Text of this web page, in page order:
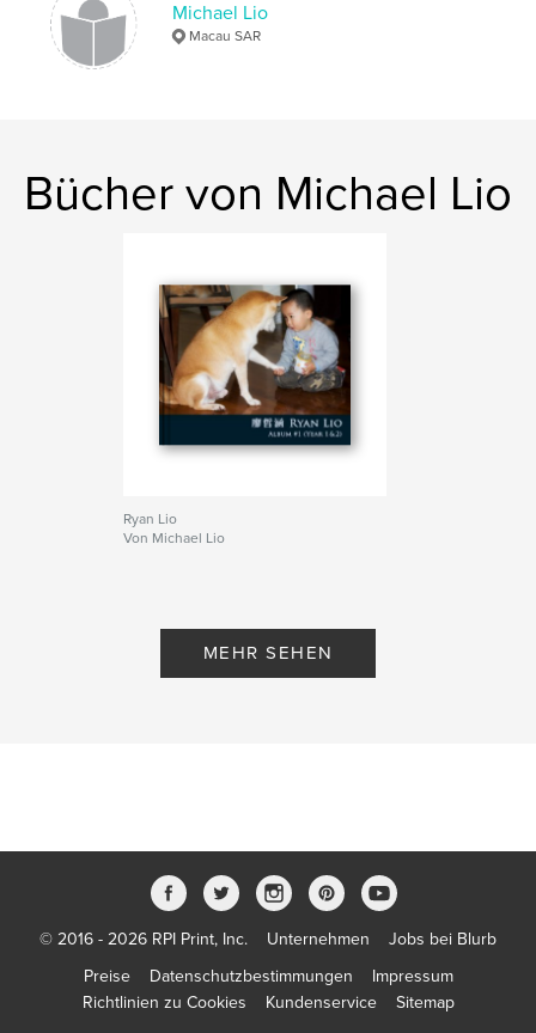
Michael Lio
Macau SAR
Bücher von Michael Lio
Ryan Lio
Von Michael Lio
MEHR SEHEN
© 2016 - 2026 RPI Print, Inc. Unternehmen
Jobs bei Blurb
Preise
Datenschutzbestimmungen
Impressum
Richtlinien zu Cookies
Kundenservice Sitemap